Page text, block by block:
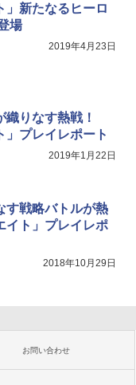
」新たなるヒーロ
場
2019年4月23日
りなす熱戦！
」プレイレポート
2019年1月22日
す戦略バトルが熱
イト」プレイレポ
2018年10月29日
お問い合わせ